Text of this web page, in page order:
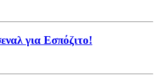
για Εσπόζιτο!